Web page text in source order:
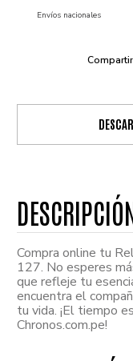
Envíos nacionales
Compra online tu
127. No esperes
que refleje tu
encuentra el
tu vida. ¡El tiempo
Chronos.com.pe!